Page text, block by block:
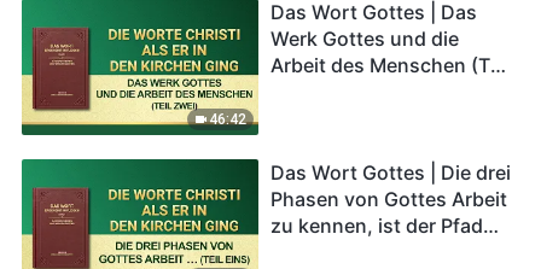
46:42
Das Wort Gottes | Das
Werk Gottes und die
Arbeit des Menschen (Teil
Das Wort Gottes | Die drei
Phasen von Gottes Arbeit
zu kennen, ist der Pfad